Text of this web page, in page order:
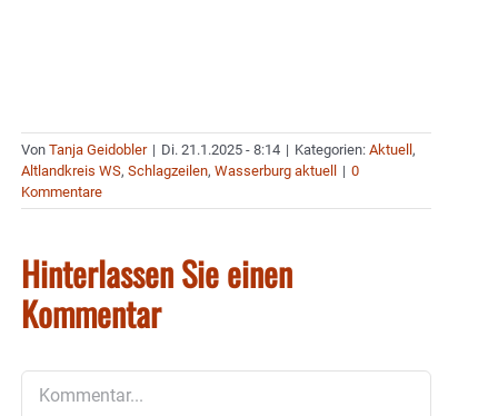
Von Tanja Geidobler | Di. 21.1.2025 - 8:14 | Kategorien: Aktuell ,
Altlandkreis WS, Schlagzeilen, Wasserburg aktuell | 0
Kommentare
Hinterlassen Sie einen
Kommentar